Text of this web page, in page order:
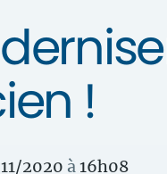
!
2020 à16h08